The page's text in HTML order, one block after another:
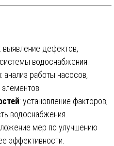
: выявление дефектов,
водоснабжения.
: анализ работы насосов,
: установление факторов,
водоснабжения.
мер по улучшению
эффективности.